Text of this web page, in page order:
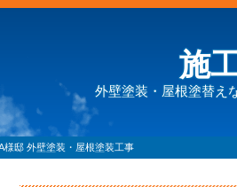
施
外壁塗装・屋根塗替え
様邸 外壁塗装・屋根塗装工事